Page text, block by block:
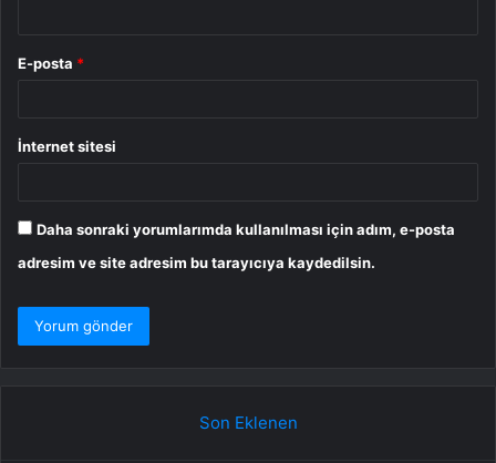
E-posta *
İnternet sitesi
Daha sonraki yorumlarımda kullanılması için adım, e-posta
adresim ve site adresim bu tarayıcıya kaydedilsin.
Son Eklenen